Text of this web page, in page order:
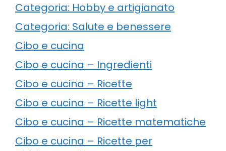
Categoria: Hobby e artigianato
Categoria: Salute e benessere
Cibo e cucina
Cibo e cucina – Ingredienti
Cibo e cucina – Ricette
Cibo e cucina – Ricette light
Cibo e cucina – Ricette matematiche
Cibo e cucina – Ricette per